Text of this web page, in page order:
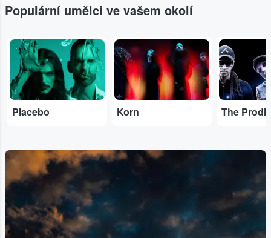
Populární umělci ve vašem okolí
...
Placebo
...
Korn
...
The